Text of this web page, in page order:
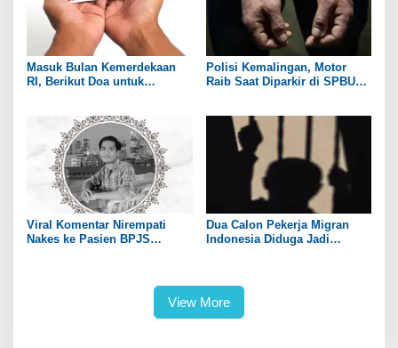
Masuk Bulan Kemerdekaan
RI, Berikut Doa untuk
Polisi Kemalingan, Motor
Raib Saat Diparkir di SPBU
Viral Komentar Nirempati
Nakes ke Pasien BPJS
Dua Calon Pekerja Migran
Indonesia Diduga Jadi
View More